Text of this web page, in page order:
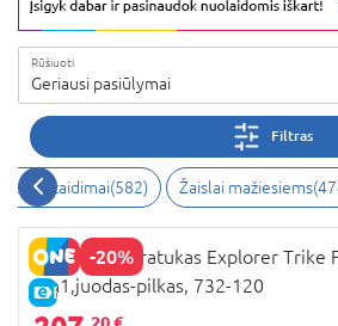
Rūšiuoti
Geriausi pasiūlymai
Filtras
žaidimai(582) Žaislai mažiesiems(
-20%
E-KAINA
GLOBBER triratukas Explorer Trike
4in1,juodas-pilkas, 732-120